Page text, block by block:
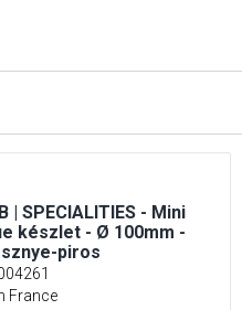
| SPECIALITIES - Mini
készlet - Ø 100mm -
piros
France